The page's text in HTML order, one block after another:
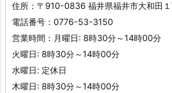
住所：〒910-0836 福井県福井市大和田１
電話番号：0776-53-3150
営業時間：月曜日: 8時30分～14時00分
火曜日: 8時30分～14時00分
水曜日: 定休日
木曜日: 8時30分～14時00分